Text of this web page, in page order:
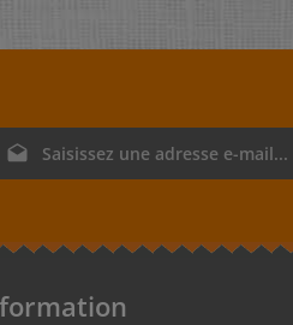
e-mail*